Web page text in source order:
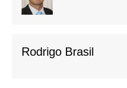
Rodrigo Brasil